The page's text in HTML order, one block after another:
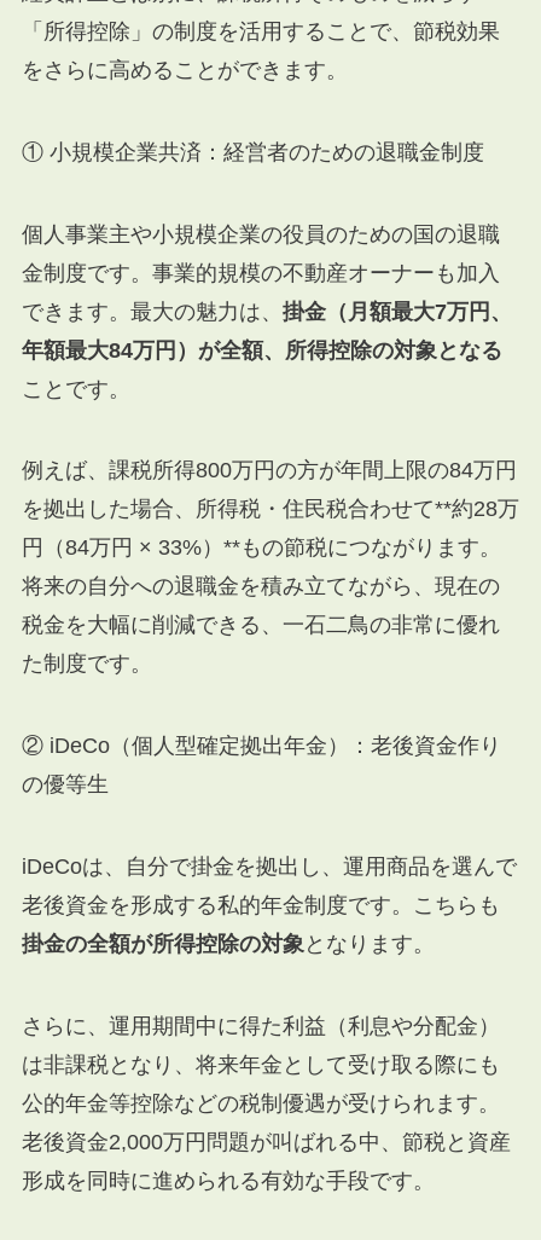
「所得控除」の制度を活用することで、節税効果
をさらに高めることができます。
① 小規模企業共済：経営者のための退職金制度
個人事業主や小規模企業の役員のための国の退職
金制度です。事業的規模の不動産オーナーも加入
できます。最大の魅力は、 掛金（月額最大7万円、
年額最大84万円）が全額、所得控除の対象となる
ことです。
例えば、課税所得800万円の方が年間上限の84万円
を拠出した場合、所得税・住民税合わせて**約28万
円（84万円 × 33%）**もの節税につながります。
将来の自分への退職金を積み立てながら、現在の
税金を大幅に削減できる、一石二鳥の非常に優れ
た制度です。
② iDeCo（個人型確定拠出年金）：老後資金作り
の優等生
iDeCoは、自分で掛金を拠出し、運用商品を選んで
老後資金を形成する私的年金制度です。こちらも
掛金の全額が所得控除の対象となります。
さらに、運用期間中に得た利益（利息や分配金）
は非課税となり、将来年金として受け取る際にも
公的年金等控除などの税制優遇が受けられます。
老後資金2,000万円問題が叫ばれる中、節税と資産
形成を同時に進められる有効な手段です。